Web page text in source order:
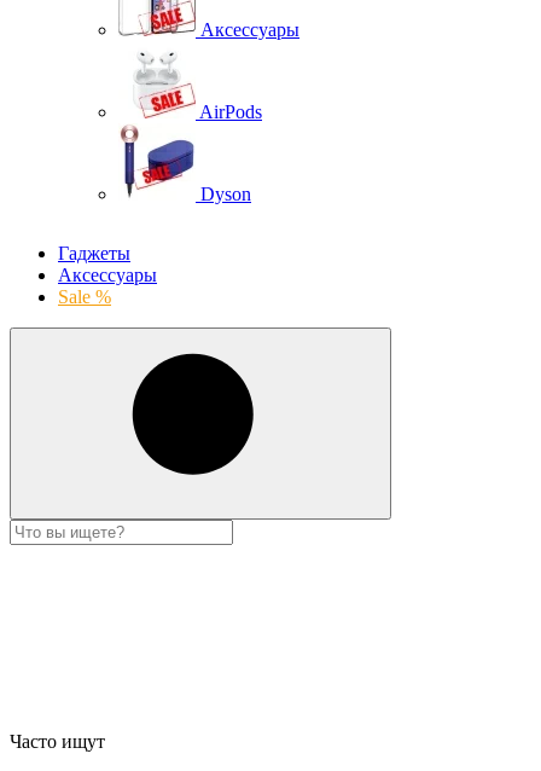
Аксессуары
AirPods
Dyson
Гаджеты
Аксессуары
Sale %
Часто ищут